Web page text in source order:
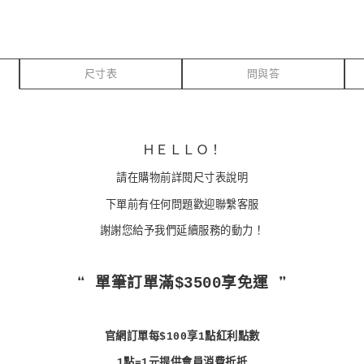
尺寸表 問與答
ＨＥＬＬＯ！
請在購物前詳閱尺寸表說明
下單前有任何問題歡迎聯繫客服
謝謝您給予我們延續服務的動力！
❝ 單筆訂單滿$3500享免運 ❞
官網訂單每$100享1點紅利點數